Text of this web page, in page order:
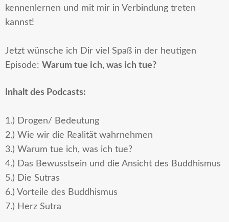
kennenlernen und mit mir in Verbindung treten
kannst!
Jetzt wünsche ich Dir viel Spaß in der heutigen
Episode: Warum tue ich, was ich tue?
Inhalt des Podcasts:
1.) Drogen/ Bedeutung
2.) Wie wir die Realität wahrnehmen
3.) Warum tue ich, was ich tue?
4.) Das Bewusstsein und die Ansicht des Buddhismus
5.) Die Sutras
6.) Vorteile des Buddhismus
7.) Herz Sutra